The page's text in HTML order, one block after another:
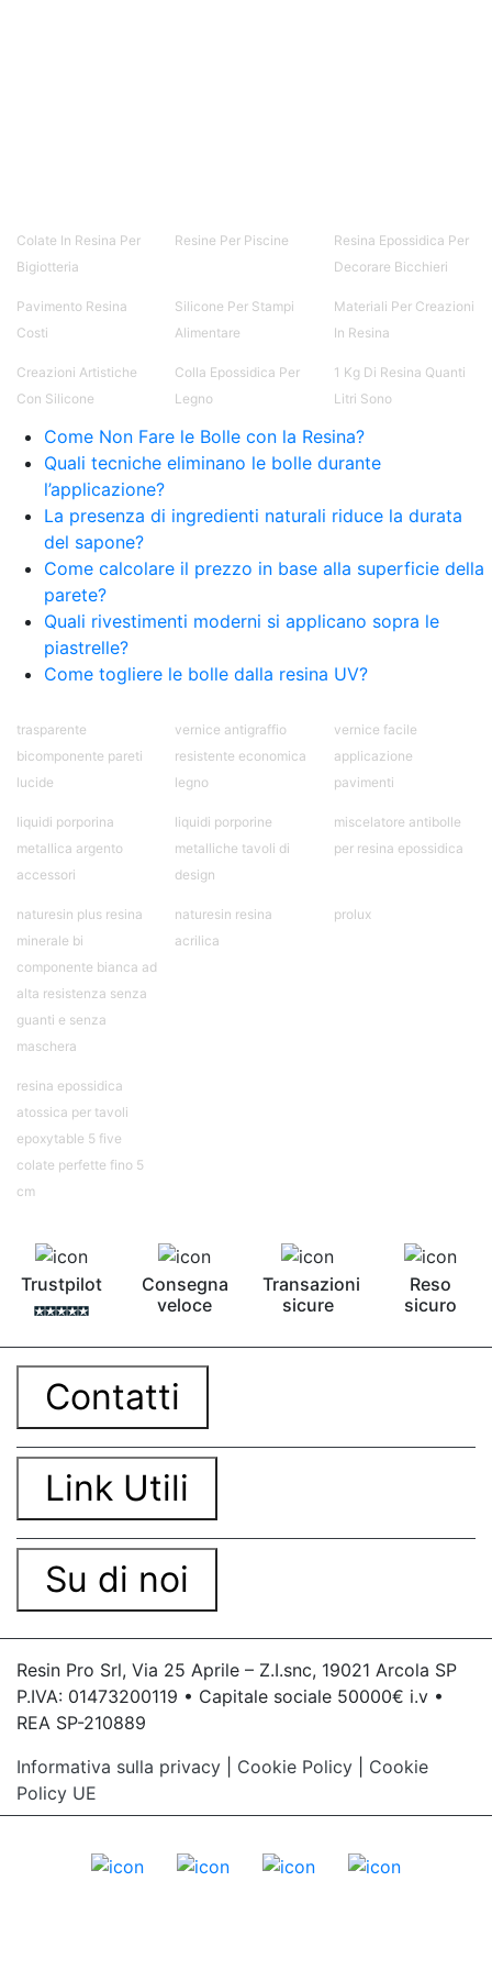
trasparente Pasta bicomponente per metalli
Epossidica bicomponente Bicomponente
epossidico Colle bicomponenti Epossidica
significato Epossidico significato Polietilene telo
Smalto epossidico Colla epossidica legno Colla
bicomponente per plastica Cariche per Epossidici
Cariche Epossidiche Adesivo bicomponente
Pavimento epossidico Acquista Glitter Epossidico
Applicazioni di Epossidici Colle epossidiche
Mastice epossidico Adesivo epossidico
bicomponente Malta epossidica Colla
bicomponente Pavimento epossidico pro e
contro Epossidica Colla epossidica plastica See
all articles →
Colate In Resina Per
Bigiotteria
Resine Per Piscine
Resina Epossidica Per
Decorare Bicchieri
Pavimento Resina
Costi
Silicone Per Stampi
Alimentare
Materiali Per Creazioni
In Resina
Creazioni Artistiche
Con Silicone
Colla Epossidica Per
Legno
1 Kg Di Resina Quanti
Litri Sono
Come Non Fare le Bolle con la Resina?
Quali tecniche eliminano le bolle durante
l’applicazione?
La presenza di ingredienti naturali riduce la durata
del sapone?
Come calcolare il prezzo in base alla superficie della
parete?
Quali rivestimenti moderni si applicano sopra le
piastrelle?
Come togliere le bolle dalla resina UV?
trasparente
bicomponente pareti
lucide
vernice antigraffio
resistente economica
legno
vernice facile
applicazione
pavimenti
liquidi porporina
metallica argento
accessori
liquidi porporine
metalliche tavoli di
design
miscelatore antibolle
per resina epossidica
naturesin plus resina
minerale bi
componente bianca ad
alta resistenza senza
guanti e senza
maschera
naturesin resina
acrilica
prolux
resina epossidica
atossica per tavoli
epoxytable 5 five
colate perfette fino 5
cm
Trustpilot
Consegna
veloce
Transazioni
sicure
Reso
sicuro
Contatti
Link Utili
Su di noi
Resin Pro Srl, Via 25 Aprile – Z.I.snc, 19021 Arcola SP
P.IVA: 01473200119 • Capitale sociale 50000€ i.v •
REA SP-210889
Informativa sulla privacy
Cookie Policy
Cookie
Policy UE